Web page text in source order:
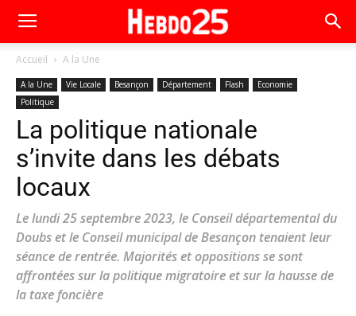
Accueil A la Une
A la Une Vie Locale Besançon Département Flash
Economie
Politique
La politique nationale
s’invite dans les débats
locaux
Le lundi 25 septembre 2023, le Conseil départemental du
Doubs et le Conseil municipal de Besançon tenaient leur
séance de rentrée. Majorités et oppositions se sont
affrontées sur la politique migratoire et sur la hausse de
la taxe foncière